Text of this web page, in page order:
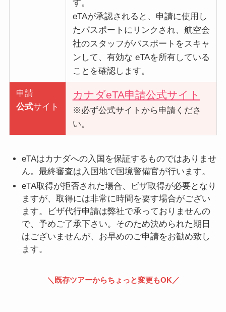
す。
eTAが承認されると、申請に使用し
たパスポートにリンクされ、航空会
社のスタッフがパスポートをスキャ
ンして、有効な eTAを所有している
ことを確認します。
申請
公式サイト
カナダeTA申請公式サイト
※必ず公式サイトから申請くださ
い。
eTAはカナダへの⼊国を保証するものではありませ
ん。最終審査は⼊国地で国境警備官が⾏います。
eTA取得が拒否された場合、ビザ取得が必要となり
ますが、取得には非常に時間を要す場合がござい
ます。ビザ代⾏申請は弊社で承っておりませんの
で、予めご了承下さい。そのため決められた期⽇
はございませんが、お早めのご申請をお勧め致し
ます。
＼既存ツアーからちょっと変更もOK／